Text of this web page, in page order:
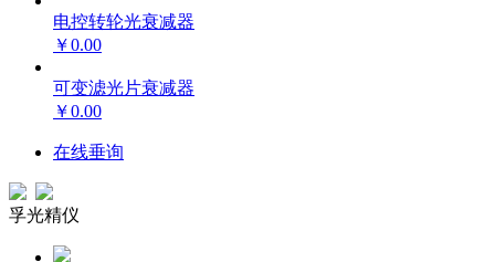
电控转轮光衰减器
￥0.00
可变滤光片衰减器
￥0.00
在线垂询
孚光精仪